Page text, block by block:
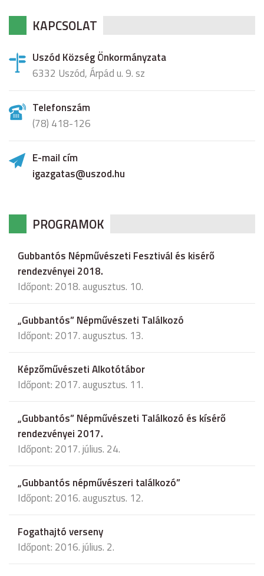
KAPCSOLAT
Uszód Község Önkormányzata
6332 Uszód, Árpád u. 9. sz
Telefonszám
(78) 418-126
E-mail cím
igazgatas@uszod.hu
PROGRAMOK
Gubbantós Népművészeti Fesztivál és kisérő
rendezvényei 2018.
Időpont: 2018. augusztus. 10.
„Gubbantós” Népművészeti Találkozó
Időpont: 2017. augusztus. 13.
Képzőművészeti Alkotótábor
Időpont: 2017. augusztus. 11.
„Gubbantós” Népművészeti Találkozó és kísérő
rendezvényei 2017.
Időpont: 2017. július. 24.
„Gubbantós népművészeri találkozó”
Időpont: 2016. augusztus. 12.
Fogathajtó verseny
Időpont: 2016. július. 2.